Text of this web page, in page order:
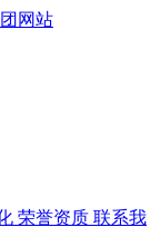
荣誉资质 联系我